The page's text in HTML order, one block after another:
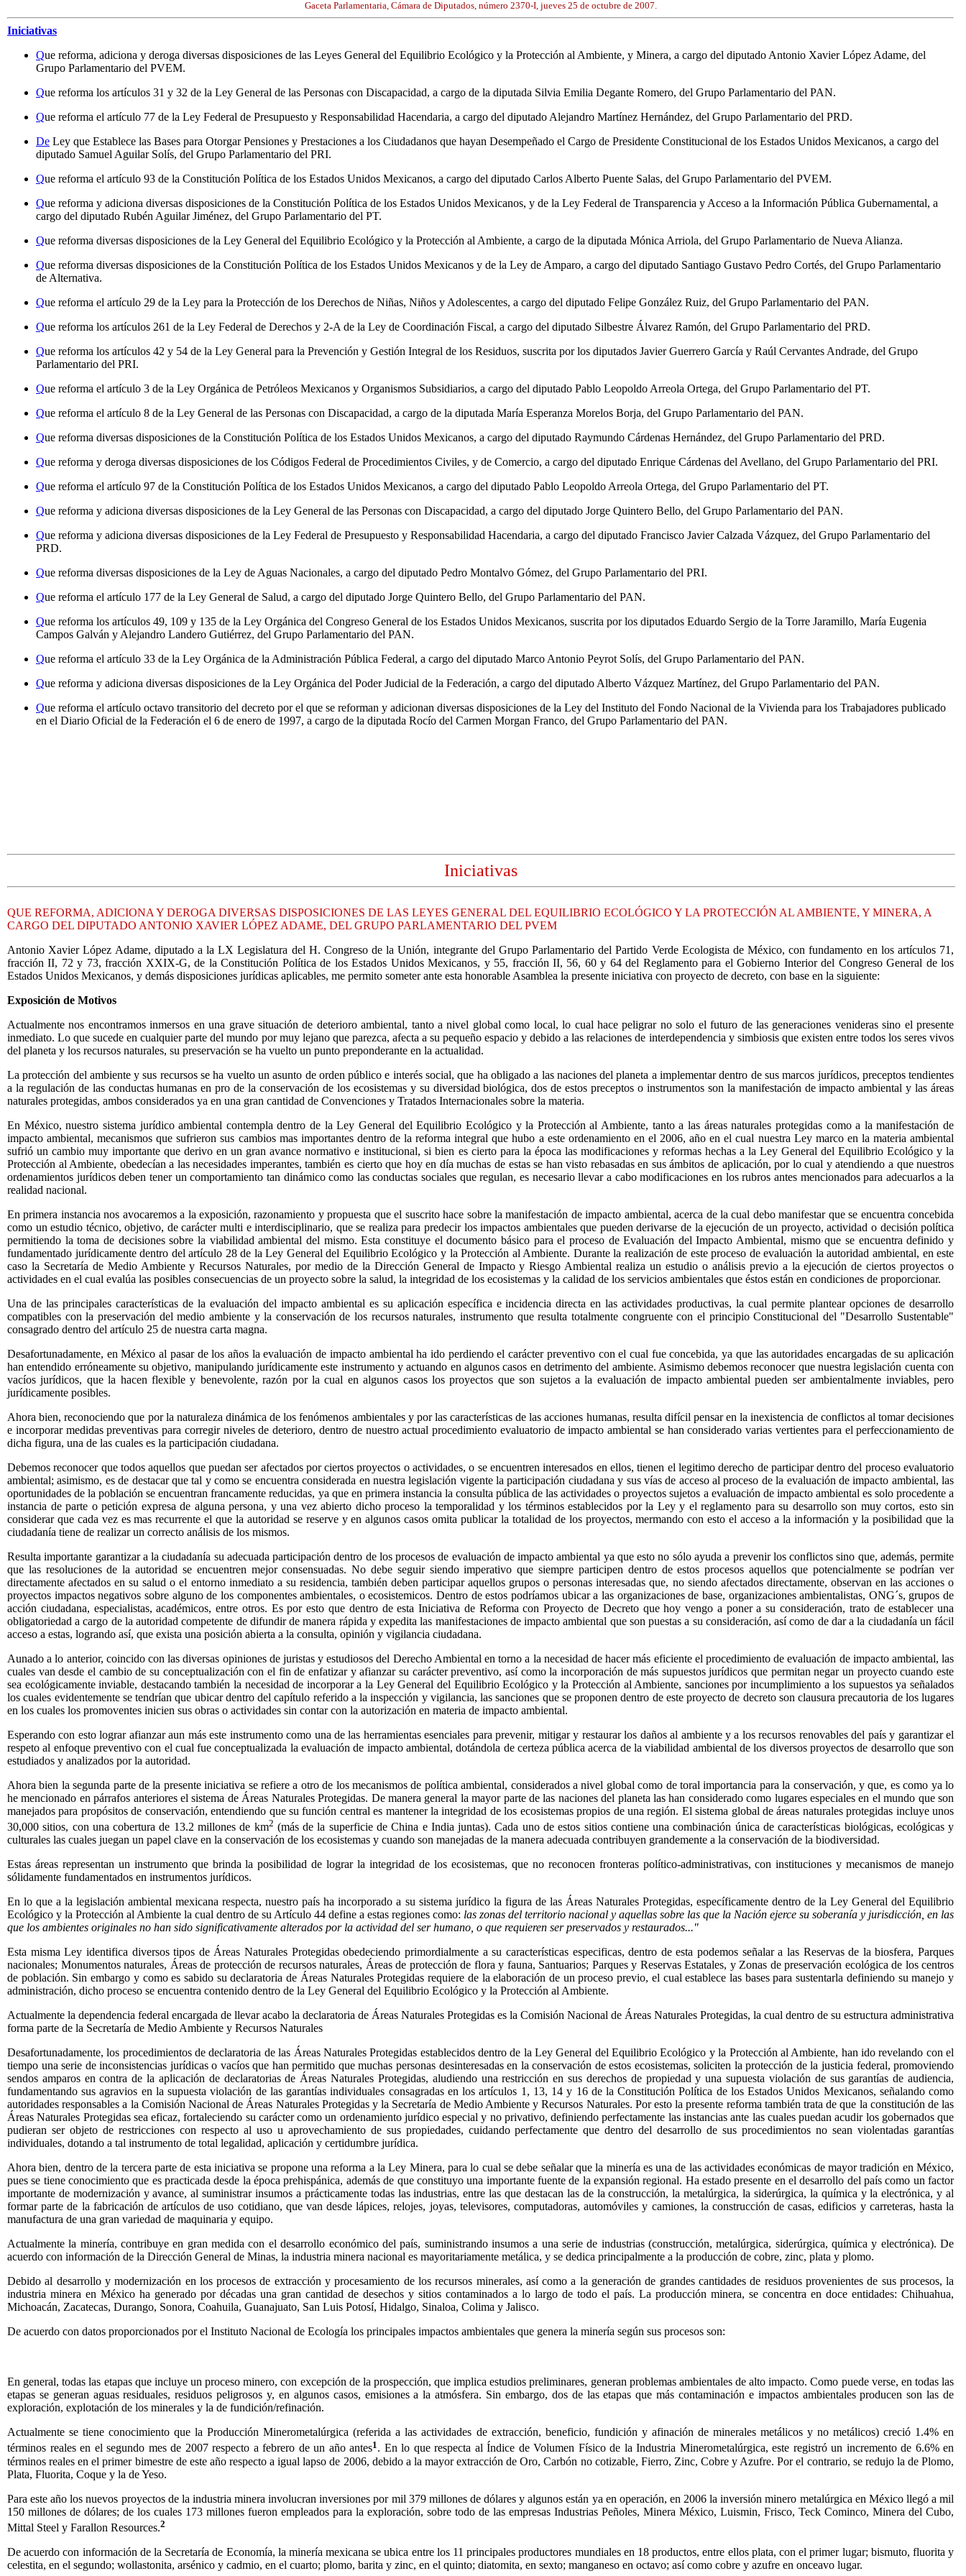
Gaceta Parlamentaria, Cámara de Diputados, número 2370-I, jueves 25 de octubre de 2007.
Iniciativas
Que reforma, adiciona y deroga diversas disposiciones de las Leyes General del Equilibrio Ecológico y la Protección al Ambiente, y Minera, a cargo del diputado Antonio Xavier López Adame, del
Grupo Parlamentario del PVEM.
Que reforma los artículos 31 y 32 de la Ley General de las Personas con Discapacidad, a cargo de la diputada Silvia Emilia Degante Romero, del Grupo Parlamentario del PAN.
Que reforma el artículo 77 de la Ley Federal de Presupuesto y Responsabilidad Hacendaria, a cargo del diputado Alejandro Martínez Hernández, del Grupo Parlamentario del PRD.
De Ley que Establece las Bases para Otorgar Pensiones y Prestaciones a los Ciudadanos que hayan Desempeñado el Cargo de Presidente Constitucional de los Estados Unidos Mexicanos, a cargo del
diputado Samuel Aguilar Solís, del Grupo Parlamentario del PRI.
Que reforma el artículo 93 de la Constitución Política de los Estados Unidos Mexicanos, a cargo del diputado Carlos Alberto Puente Salas, del Grupo Parlamentario del PVEM.
Que reforma y adiciona diversas disposiciones de la Constitución Política de los Estados Unidos Mexicanos, y de la Ley Federal de Transparencia y Acceso a la Información Pública Gubernamental, a
cargo del diputado Rubén Aguilar Jiménez, del Grupo Parlamentario del PT.
Que reforma diversas disposiciones de la Ley General del Equilibrio Ecológico y la Protección al Ambiente, a cargo de la diputada Mónica Arriola, del Grupo Parlamentario de Nueva Alianza.
Que reforma diversas disposiciones de la Constitución Política de los Estados Unidos Mexicanos y de la Ley de Amparo, a cargo del diputado Santiago Gustavo Pedro Cortés, del Grupo Parlamentario
de Alternativa.
Que reforma el artículo 29 de la Ley para la Protección de los Derechos de Niñas, Niños y Adolescentes, a cargo del diputado Felipe González Ruiz, del Grupo Parlamentario del PAN.
Que reforma los artículos 261 de la Ley Federal de Derechos y 2-A de la Ley de Coordinación Fiscal, a cargo del diputado Silbestre Álvarez Ramón, del Grupo Parlamentario del PRD.
Que reforma los artículos 42 y 54 de la Ley General para la Prevención y Gestión Integral de los Residuos, suscrita por los diputados Javier Guerrero García y Raúl Cervantes Andrade, del Grupo
Parlamentario del PRI.
Que reforma el artículo 3 de la Ley Orgánica de Petróleos Mexicanos y Organismos Subsidiarios, a cargo del diputado Pablo Leopoldo Arreola Ortega, del Grupo Parlamentario del PT.
Que reforma el artículo 8 de la Ley General de las Personas con Discapacidad, a cargo de la diputada María Esperanza Morelos Borja, del Grupo Parlamentario del PAN.
Que reforma diversas disposiciones de la Constitución Política de los Estados Unidos Mexicanos, a cargo del diputado Raymundo Cárdenas Hernández, del Grupo Parlamentario del PRD.
Que reforma y deroga diversas disposiciones de los Códigos Federal de Procedimientos Civiles, y de Comercio, a cargo del diputado Enrique Cárdenas del Avellano, del Grupo Parlamentario del PRI.
Que reforma el artículo 97 de la Constitución Política de los Estados Unidos Mexicanos, a cargo del diputado Pablo Leopoldo Arreola Ortega, del Grupo Parlamentario del PT.
Que reforma y adiciona diversas disposiciones de la Ley General de las Personas con Discapacidad, a cargo del diputado Jorge Quintero Bello, del Grupo Parlamentario del PAN.
Que reforma y adiciona diversas disposiciones de la Ley Federal de Presupuesto y Responsabilidad Hacendaria, a cargo del diputado Francisco Javier Calzada Vázquez, del Grupo Parlamentario del
PRD.
Que reforma diversas disposiciones de la Ley de Aguas Nacionales, a cargo del diputado Pedro Montalvo Gómez, del Grupo Parlamentario del PRI.
Que reforma el artículo 177 de la Ley General de Salud, a cargo del diputado Jorge Quintero Bello, del Grupo Parlamentario del PAN.
Que reforma los artículos 49, 109 y 135 de la Ley Orgánica del Congreso General de los Estados Unidos Mexicanos, suscrita por los diputados Eduardo Sergio de la Torre Jaramillo, María Eugenia
Campos Galván y Alejandro Landero Gutiérrez, del Grupo Parlamentario del PAN.
Que reforma el artículo 33 de la Ley Orgánica de la Administración Pública Federal, a cargo del diputado Marco Antonio Peyrot Solís, del Grupo Parlamentario del PAN.
Que reforma y adiciona diversas disposiciones de la Ley Orgánica del Poder Judicial de la Federación, a cargo del diputado Alberto Vázquez Martínez, del Grupo Parlamentario del PAN.
Que reforma el artículo octavo transitorio del decreto por el que se reforman y adicionan diversas disposiciones de la Ley del Instituto del Fondo Nacional de la Vivienda para los Trabajadores publicado
en el Diario Oficial de la Federación el 6 de enero de 1997, a cargo de la diputada Rocío del Carmen Morgan Franco, del Grupo Parlamentario del PAN.
Iniciativas
QUE REFORMA, ADICIONA Y DEROGA DIVERSAS DISPOSICIONES DE LAS LEYES GENERAL DEL EQUILIBRIO ECOLÓGICO Y LA PROTECCIÓN AL AMBIENTE, Y MINERA, A
CARGO DEL DIPUTADO ANTONIO XAVIER LÓPEZ ADAME, DEL GRUPO PARLAMENTARIO DEL PVEM
Antonio Xavier López Adame, diputado a la LX Legislatura del H. Congreso de la Unión, integrante del Grupo Parlamentario del Partido Verde Ecologista de México, con fundamento en los artículos 71,
fracción II, 72 y 73, fracción XXIX-G, de la Constitución Política de los Estados Unidos Mexicanos, y 55, fracción II, 56, 60 y 64 del Reglamento para el Gobierno Interior del Congreso General de los
Estados Unidos Mexicanos, y demás disposiciones jurídicas aplicables, me permito someter ante esta honorable Asamblea la presente iniciativa con proyecto de decreto, con base en la siguiente:
Exposición de Motivos
Actualmente nos encontramos inmersos en una grave situación de deterioro ambiental, tanto a nivel global como local, lo cual hace peligrar no solo el futuro de las generaciones venideras sino el presente
inmediato. Lo que sucede en cualquier parte del mundo por muy lejano que parezca, afecta a su pequeño espacio y debido a las relaciones de interdependencia y simbiosis que existen entre todos los seres vivos
del planeta y los recursos naturales, su preservación se ha vuelto un punto preponderante en la actualidad.
La protección del ambiente y sus recursos se ha vuelto un asunto de orden público e interés social, que ha obligado a las naciones del planeta a implementar dentro de sus marcos jurídicos, preceptos tendientes
a la regulación de las conductas humanas en pro de la conservación de los ecosistemas y su diversidad biológica, dos de estos preceptos o instrumentos son la manifestación de impacto ambiental y las áreas
naturales protegidas, ambos considerados ya en una gran cantidad de Convenciones y Tratados Internacionales sobre la materia.
En México, nuestro sistema jurídico ambiental contempla dentro de la Ley General del Equilibrio Ecológico y la Protección al Ambiente, tanto a las áreas naturales protegidas como a la manifestación de
impacto ambiental, mecanismos que sufrieron sus cambios mas importantes dentro de la reforma integral que hubo a este ordenamiento en el 2006, año en el cual nuestra Ley marco en la materia ambiental
sufrió un cambio muy importante que derivo en un gran avance normativo e institucional, si bien es cierto para la época las modificaciones y reformas hechas a la Ley General del Equilibrio Ecológico y la
Protección al Ambiente, obedecían a las necesidades imperantes, también es cierto que hoy en día muchas de estas se han visto rebasadas en sus ámbitos de aplicación, por lo cual y atendiendo a que nuestros
ordenamientos jurídicos deben tener un comportamiento tan dinámico como las conductas sociales que regulan, es necesario llevar a cabo modificaciones en los rubros antes mencionados para adecuarlos a la
realidad nacional.
En primera instancia nos avocaremos a la exposición, razonamiento y propuesta que el suscrito hace sobre la manifestación de impacto ambiental, acerca de la cual debo manifestar que se encuentra concebida
como un estudio técnico, objetivo, de carácter multi e interdisciplinario, que se realiza para predecir los impactos ambientales que pueden derivarse de la ejecución de un proyecto, actividad o decisión política
permitiendo la toma de decisiones sobre la viabilidad ambiental del mismo. Esta constituye el documento básico para el proceso de Evaluación del Impacto Ambiental, mismo que se encuentra definido y
fundamentado jurídicamente dentro del artículo 28 de la Ley General del Equilibrio Ecológico y la Protección al Ambiente. Durante la realización de este proceso de evaluación la autoridad ambiental, en este
caso la Secretaría de Medio Ambiente y Recursos Naturales, por medio de la Dirección General de Impacto y Riesgo Ambiental realiza un estudio o análisis previo a la ejecución de ciertos proyectos o
actividades en el cual evalúa las posibles consecuencias de un proyecto sobre la salud, la integridad de los ecosistemas y la calidad de los servicios ambientales que éstos están en condiciones de proporcionar.
Una de las principales características de la evaluación del impacto ambiental es su aplicación específica e incidencia directa en las actividades productivas, la cual permite plantear opciones de desarrollo
compatibles con la preservación del medio ambiente y la conservación de los recursos naturales, instrumento que resulta totalmente congruente con el principio Constitucional del "Desarrollo Sustentable"
consagrado dentro del artículo 25 de nuestra carta magna.
Desafortunadamente, en México al pasar de los años la evaluación de impacto ambiental ha ido perdiendo el carácter preventivo con el cual fue concebida, ya que las autoridades encargadas de su aplicación
han entendido erróneamente su objetivo, manipulando jurídicamente este instrumento y actuando en algunos casos en detrimento del ambiente. Asimismo debemos reconocer que nuestra legislación cuenta con
vacíos jurídicos, que la hacen flexible y benevolente, razón por la cual en algunos casos los proyectos que son sujetos a la evaluación de impacto ambiental pueden ser ambientalmente inviables, pero
jurídicamente posibles.
Ahora bien, reconociendo que por la naturaleza dinámica de los fenómenos ambientales y por las características de las acciones humanas, resulta difícil pensar en la inexistencia de conflictos al tomar decisiones
e incorporar medidas preventivas para corregir niveles de deterioro, dentro de nuestro actual procedimiento evaluatorio de impacto ambiental se han considerado varias vertientes para el perfeccionamiento de
dicha figura, una de las cuales es la participación ciudadana.
Debemos reconocer que todos aquellos que puedan ser afectados por ciertos proyectos o actividades, o se encuentren interesados en ellos, tienen el legitimo derecho de participar dentro del proceso evaluatorio
ambiental; asimismo, es de destacar que tal y como se encuentra considerada en nuestra legislación vigente la participación ciudadana y sus vías de acceso al proceso de la evaluación de impacto ambiental, las
oportunidades de la población se encuentran francamente reducidas, ya que en primera instancia la consulta pública de las actividades o proyectos sujetos a evaluación de impacto ambiental es solo procedente a
instancia de parte o petición expresa de alguna persona, y una vez abierto dicho proceso la temporalidad y los términos establecidos por la Ley y el reglamento para su desarrollo son muy cortos, esto sin
considerar que cada vez es mas recurrente el que la autoridad se reserve y en algunos casos omita publicar la totalidad de los proyectos, mermando con esto el acceso a la información y la posibilidad que la
ciudadanía tiene de realizar un correcto análisis de los mismos.
Resulta importante garantizar a la ciudadanía su adecuada participación dentro de los procesos de evaluación de impacto ambiental ya que esto no sólo ayuda a prevenir los conflictos sino que, además, permite
que las resoluciones de la autoridad se encuentren mejor consensuadas. No debe seguir siendo imperativo que siempre participen dentro de estos procesos aquellos que potencialmente se podrían ver
directamente afectados en su salud o el entorno inmediato a su residencia, también deben participar aquellos grupos o personas interesadas que, no siendo afectados directamente, observan en las acciones o
proyectos impactos negativos sobre alguno de los componentes ambientales, o ecosistemicos. Dentro de estos podríamos ubicar a las organizaciones de base, organizaciones ambientalistas, ONG´s, grupos de
acción ciudadana, especialistas, académicos, entre otros. Es por esto que dentro de esta Iniciativa de Reforma con Proyecto de Decreto que hoy vengo a poner a su consideración, trato de establecer una
obligatoriedad a cargo de la autoridad competente de difundir de manera rápida y expedita las manifestaciones de impacto ambiental que son puestas a su consideración, así como de dar a la ciudadanía un fácil
acceso a estas, logrando así, que exista una posición abierta a la consulta, opinión y vigilancia ciudadana.
Aunado a lo anterior, coincido con las diversas opiniones de juristas y estudiosos del Derecho Ambiental en torno a la necesidad de hacer más eficiente el procedimiento de evaluación de impacto ambiental, las
cuales van desde el cambio de su conceptualización con el fin de enfatizar y afianzar su carácter preventivo, así como la incorporación de más supuestos jurídicos que permitan negar un proyecto cuando este
sea ecológicamente inviable, destacando también la necesidad de incorporar a la Ley General del Equilibrio Ecológico y la Protección al Ambiente, sanciones por incumplimiento a los supuestos ya señalados
los cuales evidentemente se tendrían que ubicar dentro del capítulo referido a la inspección y vigilancia, las sanciones que se proponen dentro de este proyecto de decreto son clausura precautoria de los lugares
en los cuales los promoventes inicien sus obras o actividades sin contar con la autorización en materia de impacto ambiental.
Esperando con esto lograr afianzar aun más este instrumento como una de las herramientas esenciales para prevenir, mitigar y restaurar los daños al ambiente y a los recursos renovables del país y garantizar el
respeto al enfoque preventivo con el cual fue conceptualizada la evaluación de impacto ambiental, dotándola de certeza pública acerca de la viabilidad ambiental de los diversos proyectos de desarrollo que son
estudiados y analizados por la autoridad.
Ahora bien la segunda parte de la presente iniciativa se refiere a otro de los mecanismos de política ambiental, considerados a nivel global como de toral importancia para la conservación, y que, es como ya lo
he mencionado en párrafos anteriores el sistema de Áreas Naturales Protegidas. De manera general la mayor parte de las naciones del planeta las han considerado como lugares especiales en el mundo que son
manejados para propósitos de conservación, entendiendo que su función central es mantener la integridad de los ecosistemas propios de una región. El sistema global de áreas naturales protegidas incluye unos
30,000 sitios, con una cobertura de 13.2 millones de km2 (más de la superficie de China e India juntas). Cada uno de estos sitios contiene una combinación única de características biológicas, ecológicas y
culturales las cuales juegan un papel clave en la conservación de los ecosistemas y cuando son manejadas de la manera adecuada contribuyen grandemente a la conservación de la biodiversidad.
Estas áreas representan un instrumento que brinda la posibilidad de lograr la integridad de los ecosistemas, que no reconocen fronteras político-administrativas, con instituciones y mecanismos de manejo
sólidamente fundamentados en instrumentos jurídicos.
En lo que a la legislación ambiental mexicana respecta, nuestro país ha incorporado a su sistema jurídico la figura de las Áreas Naturales Protegidas, específicamente dentro de la Ley General del Equilibrio
Ecológico y la Protección al Ambiente la cual dentro de su Artículo 44 define a estas regiones como: las zonas del territorio nacional y aquellas sobre las que la Nación ejerce su soberanía y jurisdicción, en las
que los ambientes originales no han sido significativamente alterados por la actividad del ser humano, o que requieren ser preservados y restaurados..."
Esta misma Ley identifica diversos tipos de Áreas Naturales Protegidas obedeciendo primordialmente a su características especificas, dentro de esta podemos señalar a las Reservas de la biosfera, Parques
nacionales; Monumentos naturales, Áreas de protección de recursos naturales, Áreas de protección de flora y fauna, Santuarios; Parques y Reservas Estatales, y Zonas de preservación ecológica de los centros
de población. Sin embargo y como es sabido su declaratoria de Áreas Naturales Protegidas requiere de la elaboración de un proceso previo, el cual establece las bases para sustentarla definiendo su manejo y
administración, dicho proceso se encuentra contenido dentro de la Ley General del Equilibrio Ecológico y la Protección al Ambiente.
Actualmente la dependencia federal encargada de llevar acabo la declaratoria de Áreas Naturales Protegidas es la Comisión Nacional de Áreas Naturales Protegidas, la cual dentro de su estructura administrativa
forma parte de la Secretaría de Medio Ambiente y Recursos Naturales
Desafortunadamente, los procedimientos de declaratoria de las Áreas Naturales Protegidas establecidos dentro de la Ley General del Equilibrio Ecológico y la Protección al Ambiente, han ido revelando con el
tiempo una serie de inconsistencias jurídicas o vacíos que han permitido que muchas personas desinteresadas en la conservación de estos ecosistemas, soliciten la protección de la justicia federal, promoviendo
sendos amparos en contra de la aplicación de declaratorias de Áreas Naturales Protegidas, aludiendo una restricción en sus derechos de propiedad y una supuesta violación de sus garantías de audiencia,
fundamentando sus agravios en la supuesta violación de las garantías individuales consagradas en los artículos 1, 13, 14 y 16 de la Constitución Política de los Estados Unidos Mexicanos, señalando como
autoridades responsables a la Comisión Nacional de Áreas Naturales Protegidas y la Secretaría de Medio Ambiente y Recursos Naturales. Por esto la presente reforma también trata de que la constitución de las
Áreas Naturales Protegidas sea eficaz, fortaleciendo su carácter como un ordenamiento jurídico especial y no privativo, definiendo perfectamente las instancias ante las cuales puedan acudir los gobernados que
pudieran ser objeto de restricciones con respecto al uso u aprovechamiento de sus propiedades, cuidando perfectamente que dentro del desarrollo de sus procedimientos no sean violentadas garantías
individuales, dotando a tal instrumento de total legalidad, aplicación y certidumbre jurídica.
Ahora bien, dentro de la tercera parte de esta iniciativa se propone una reforma a la Ley Minera, para lo cual se debe señalar que la minería es una de las actividades económicas de mayor tradición en México,
pues se tiene conocimiento que es practicada desde la época prehispánica, además de que constituyo una importante fuente de la expansión regional. Ha estado presente en el desarrollo del país como un factor
importante de modernización y avance, al suministrar insumos a prácticamente todas las industrias, entre las que destacan las de la construcción, la metalúrgica, la siderúrgica, la química y la electrónica, y al
formar parte de la fabricación de artículos de uso cotidiano, que van desde lápices, relojes, joyas, televisores, computadoras, automóviles y camiones, la construcción de casas, edificios y carreteras, hasta la
manufactura de una gran variedad de maquinaria y equipo.
Actualmente la minería, contribuye en gran medida con el desarrollo económico del país, suministrando insumos a una serie de industrias (construcción, metalúrgica, siderúrgica, química y electrónica). De
acuerdo con información de la Dirección General de Minas, la industria minera nacional es mayoritariamente metálica, y se dedica principalmente a la producción de cobre, zinc, plata y plomo.
Debido al desarrollo y modernización en los procesos de extracción y procesamiento de los recursos minerales, así como a la generación de grandes cantidades de residuos provenientes de sus procesos, la
industria minera en México ha generado por décadas una gran cantidad de desechos y sitios contaminados a lo largo de todo el país. La producción minera, se concentra en doce entidades: Chihuahua,
Michoacán, Zacatecas, Durango, Sonora, Coahuila, Guanajuato, San Luis Potosí, Hidalgo, Sinaloa, Colima y Jalisco.
De acuerdo con datos proporcionados por el Instituto Nacional de Ecología los principales impactos ambientales que genera la minería según sus procesos son:
En general, todas las etapas que incluye un proceso minero, con excepción de la prospección, que implica estudios preliminares, generan problemas ambientales de alto impacto. Como puede verse, en todas las
etapas se generan aguas residuales, residuos peligrosos y, en algunos casos, emisiones a la atmósfera. Sin embargo, dos de las etapas que más contaminación e impactos ambientales producen son las de
exploración, explotación de los minerales y la de fundición/refinación.
Actualmente se tiene conocimiento que la Producción Minerometalúrgica (referida a las actividades de extracción, beneficio, fundición y afinación de minerales metálicos y no metálicos) creció 1.4% en
términos reales en el segundo mes de 2007 respecto a febrero de un año antes1 . En lo que respecta al Índice de Volumen Físico de la Industria Minerometalúrgica, este registró un incremento de 6.6% en
términos reales en el primer bimestre de este año respecto a igual lapso de 2006, debido a la mayor extracción de Oro, Carbón no cotizable, Fierro, Zinc, Cobre y Azufre. Por el contrario, se redujo la de Plomo,
Plata, Fluorita, Coque y la de Yeso.
Para este año los nuevos proyectos de la industria minera involucran inversiones por mil 379 millones de dólares y algunos están ya en operación, en 2006 la inversión minero metalúrgica en México llegó a mil
150 millones de dólares; de los cuales 173 millones fueron empleados para la exploración, sobre todo de las empresas Industrias Peñoles, Minera México, Luismin, Frisco, Teck Cominco, Minera del Cubo,
Mittal Steel y Farallon Resources.2
De acuerdo con información de la Secretaría de Economía, la minería mexicana se ubica entre los 11 principales productores mundiales en 18 productos, entre ellos plata, con el primer lugar; bismuto, fluorita y
celestita, en el segundo; wollastonita, arsénico y cadmio, en el cuarto; plomo, barita y zinc, en el quinto; diatomita, en sexto; manganeso en octavo; así como cobre y azufre en onceavo lugar.